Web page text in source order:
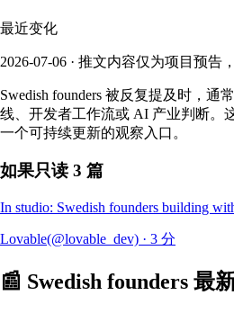
最近变化
2026-07-06 · 推文内容仅为项目预告
Swedish founders 被反复提及时，通
线、开发者工作流或 AI 产业判断。
一个可持续更新的观察入口。
如果只读 3 篇
In studio: Swedish founders building
Lovable(@lovable_dev) · 3 分
📰 Swedish founders 最